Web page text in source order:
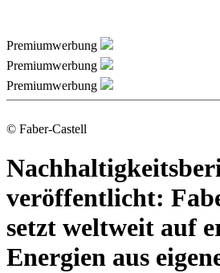
Premiumwerbung
Premiumwerbung
Premiumwerbung
© Faber-Castell
veröffentlicht:
setzt weltweit auf
Energien aus